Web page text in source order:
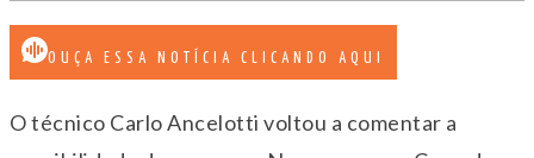
OUÇA ESSA NOTÍCIA CLICANDO AQUI
O técnico Carlo Ancelotti voltou a comentar a